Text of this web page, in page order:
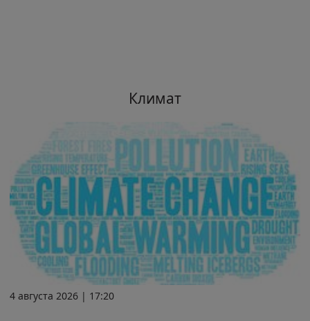
Климат
4 августа 2026 | 17:20